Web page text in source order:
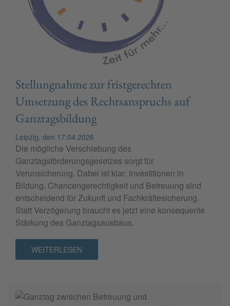
Stellungnahme zur fristgerechten
Umsetzung des Rechtsanspruchs auf
Ganztagsbildung
Leipzig, den 17.04.2026
Die mögliche Verschiebung des
Ganztagsförderungsgesetzes sorgt für
Verunsicherung. Dabei ist klar: Investitionen in
Bildung, Chancengerechtigkeit und Betreuung sind
entscheidend für Zukunft und Fachkräftesicherung.
Statt Verzögerung braucht es jetzt eine konsequente
Stärkung des Ganztagsausbaus.
WEITERLESEN